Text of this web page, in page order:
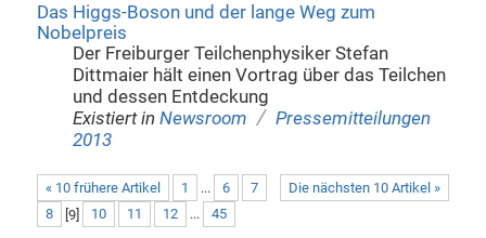
Das Higgs-Boson und der lange Weg zum
Nobelpreis
Der Freiburger Teilchenphysiker Stefan
Dittmaier hält einen Vortrag über das Teilchen
und dessen Entdeckung
Existiert in Newsroom / Pressemitteilungen
2013
« 10 frühere Artikel Die nächsten 10 Artikel »
1 ... 6
7
8
[9] 10 11 12 ... 45